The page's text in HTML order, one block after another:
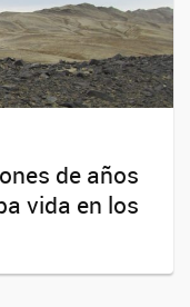
de años
vida en los